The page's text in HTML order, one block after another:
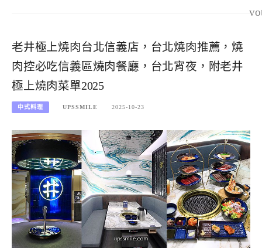
老井極上燒肉台北信義店，台北燒肉推薦，燒
肉控必吃信義區燒肉餐廳，台北宵夜，附老井
極上燒肉菜單2025
中式料理 UPSSMILE 2025-10-23